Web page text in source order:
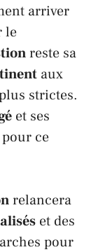
arriver
le
reste sa
aux
strictes.
et ses
pour ce
relancera
et des
pour